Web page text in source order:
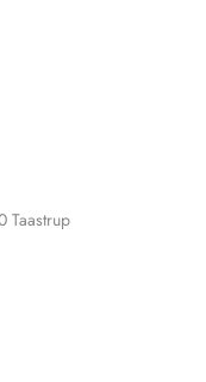
Taastrup